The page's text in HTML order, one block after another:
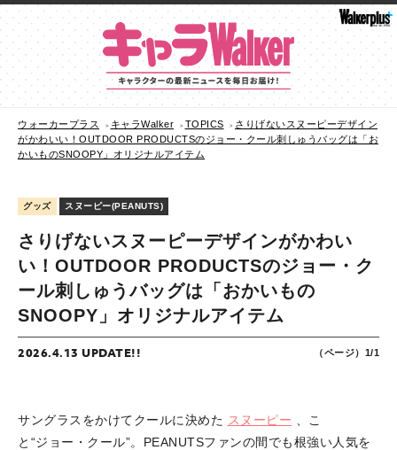
ウォーカープラス キャラWalker TOPICS
さりげないスヌーピーデザイン
がかわいい！OUTDOOR PRODUCTSのジョー・クール刺しゅうバッグは「お
かいものSNOOPY」オリジナルアイテム
グッズ スヌーピー(PEANUTS)
さりげないスヌーピーデザインがかわい
い！OUTDOOR PRODUCTSのジョー・ク
ール刺しゅうバッグは「おかいもの
SNOOPY」オリジナルアイテム
2026.4.13 UPDATE!! （ページ）1/1
サングラスをかけてクールに決めた スヌーピー 、こ
と“ジョー・クール”。PEANUTSファンの間でも根強い人気を